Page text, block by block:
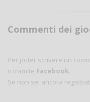
Commenti dei
Per poter scrivere un
o tramite Facebook.
Se non sei ancora